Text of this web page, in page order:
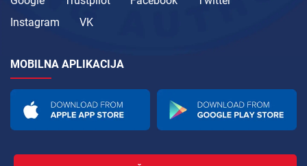
Instagram
VK
MOBILNA APLIKACIJA